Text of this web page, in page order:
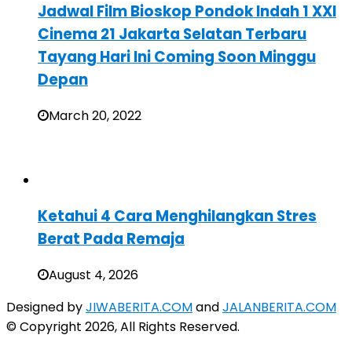
Jadwal Film Bioskop Pondok Indah 1 XXI
Cinema 21 Jakarta Selatan Terbaru
Tayang Hari Ini Coming Soon Minggu
Depan
March 20, 2022
Ketahui 4 Cara Menghilangkan Stres
Berat Pada Remaja
August 4, 2026
Designed byJIWABERITA.COMandJALANBERITA.COM
© Copyright 2026, All Rights Reserved.